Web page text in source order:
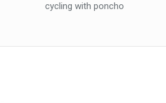
cycling with poncho